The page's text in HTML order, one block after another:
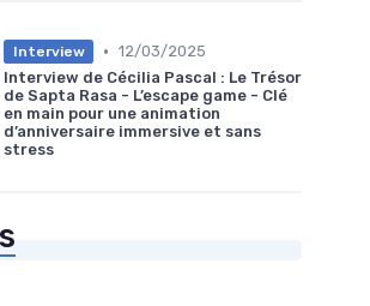
Interview • 12/03/2025
Interview de Cécilia Pascal : Le Trésor
de Sapta Rasa - L’escape game - Clé
en main pour une animation
d’anniversaire immersive et sans
stress